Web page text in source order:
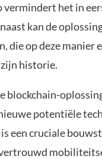
vermindert het in
kan de
die op deze manier
historie.
blockchain-
potentiële
een cruciale